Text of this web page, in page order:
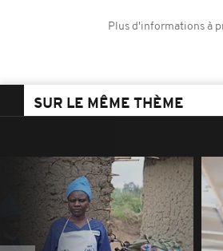
Plus d'informations à
SUR LE MÊME THÈME